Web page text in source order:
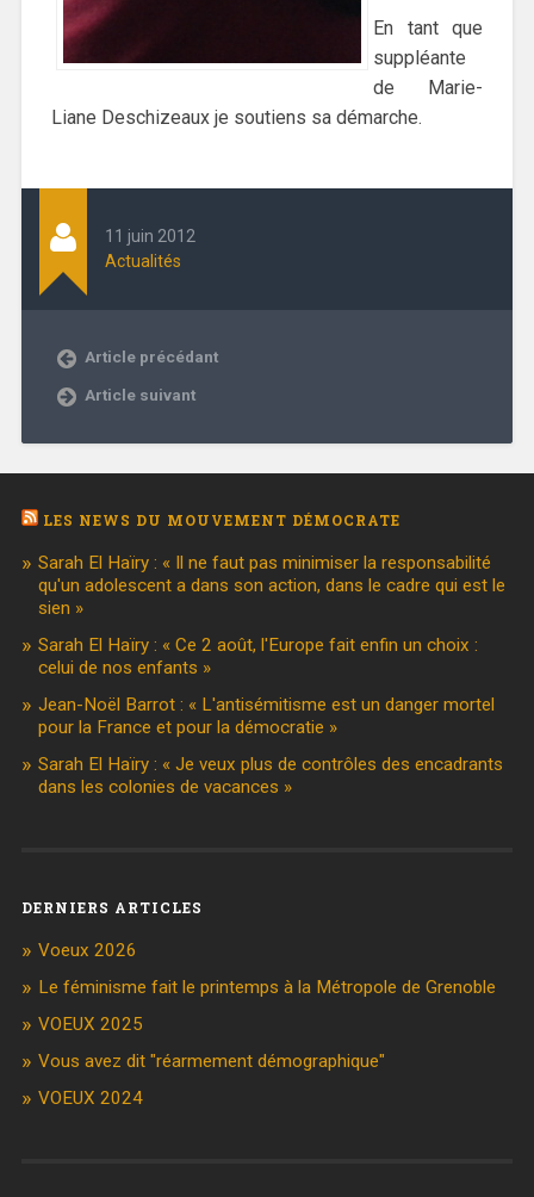
En tant que
suppléante
de Marie-
Liane Deschizeaux je soutiens sa démarche.
11 juin 2012
Actualités
Article précédant
Article suivant
LES NEWS DU MOUVEMENT DÉMOCRATE
Sarah El Haïry : « Il ne faut pas minimiser la responsabilité
qu'un adolescent a dans son action, dans le cadre qui est le
sien »
Sarah El Haïry : « Ce 2 août, l'Europe fait enfin un choix :
celui de nos enfants »
Jean-Noël Barrot : « L'antisémitisme est un danger mortel
pour la France et pour la démocratie »
Sarah El Haïry : « Je veux plus de contrôles des encadrants
dans les colonies de vacances »
DERNIERS ARTICLES
Voeux 2026
Le féminisme fait le printemps à la Métropole de Grenoble
VOEUX 2025
Vous avez dit "réarmement démographique"
VOEUX 2024